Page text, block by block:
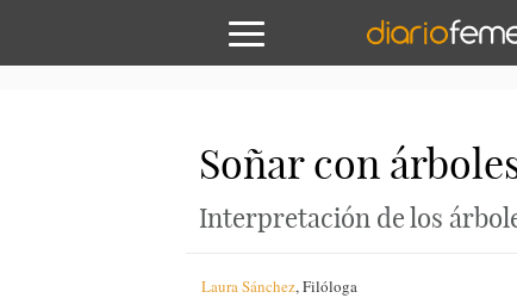
Soñar con
Interpretación de los
Laura Sánchez,Filóloga